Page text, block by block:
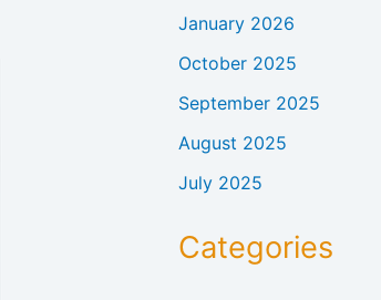
January 2026
October 2025
September 2025
August 2025
July 2025
Categories